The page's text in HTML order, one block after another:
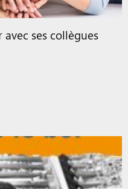
ses collègues